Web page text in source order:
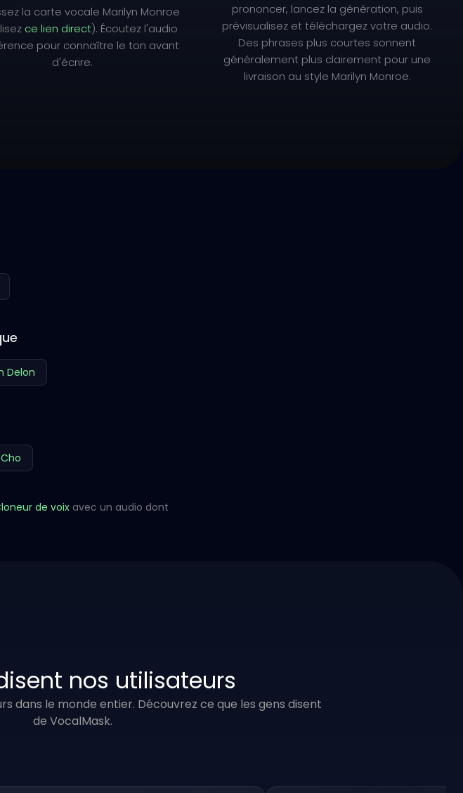
la carte vocale Marilyn Monroe
ce lien direct). Écoutez l'audio
pour connaître le ton avant
d'écrire.
prononcer, lancez la génération, puis
prévisualisez et téléchargez votre audio.
Des phrases plus courtes sonnent
généralement plus clairement pour une
livraison au style Marilyn Monroe.
Delon
de voix avec un audio dont
nos utilisateurs
dans le monde entier. Découvrez ce que les gens disent
de VocalMask.